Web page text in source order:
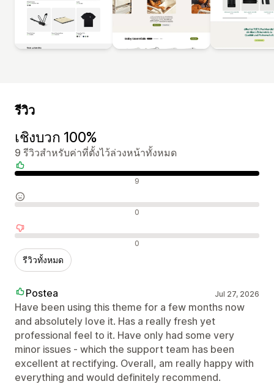
รีวิว
เชิงบวก 100%
9 รีวิวสำหรับค่าที่ตั้งไว้ล่วงหน้าทั้งหมด
รีวิวเชิงบวก 9
รีวิวที่เป็นกลาง 0
รีวิวเชิงลบ 0
รีวิวทั้งหมด
Postea Jul 27, 2026
Have been using this theme for a few months now
and absolutely love it. Has a really fresh yet
professional feel to it. Have only had some very
minor issues - which the support team has been
excellent at rectifying. Overall, am really happy with
everything and would definitely recommend.